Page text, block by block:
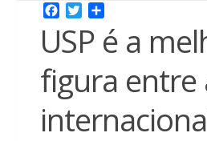
Facebook
Twitter
USP é a
figura entre